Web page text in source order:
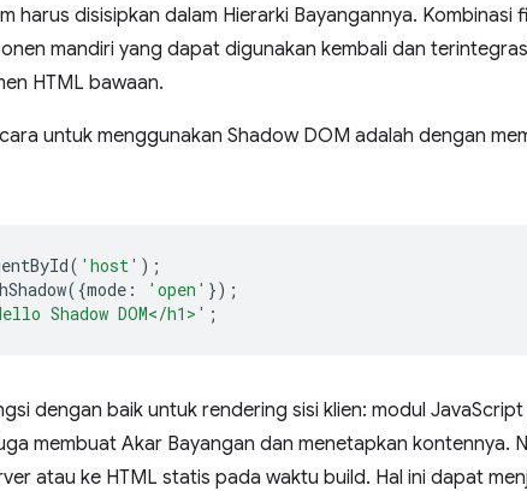
harus disisipkan dalam Hierarki Bayangannya. Kombinasi
mandiri yang dapat digunakan kembali dan
HTML bawaan.
untuk menggunakan Shadow DOM adalah dengan
( 'host' );
({mode : 'open' });
Shadow DOM</h1>' ;
dengan baik untuk rendering sisi klien: modul
membuat Akar Bayangan dan menetapkan kontennya.
atau ke HTML statis pada waktu build. Hal ini dapat